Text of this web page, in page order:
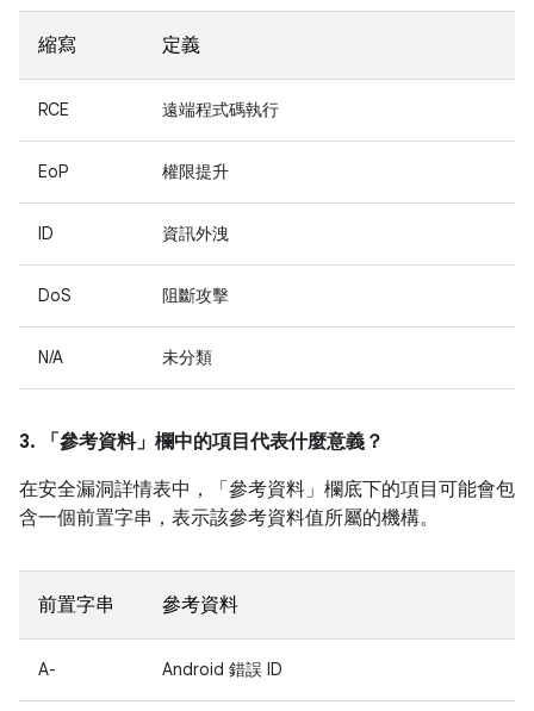
縮寫 定義
RCE 遠端程式碼執行
EoP 權限提升
ID 資訊外洩
DoS 阻斷攻擊
N/A 未分類
3. 「參考資料」 欄中的項目代表什麼意義？
在安全漏洞詳情表中，「參考資料」 欄底下的項目可能會包
含一個前置字串，表示該參考資料值所屬的機構。
前置字串 參考資料
A- Android 錯誤 ID